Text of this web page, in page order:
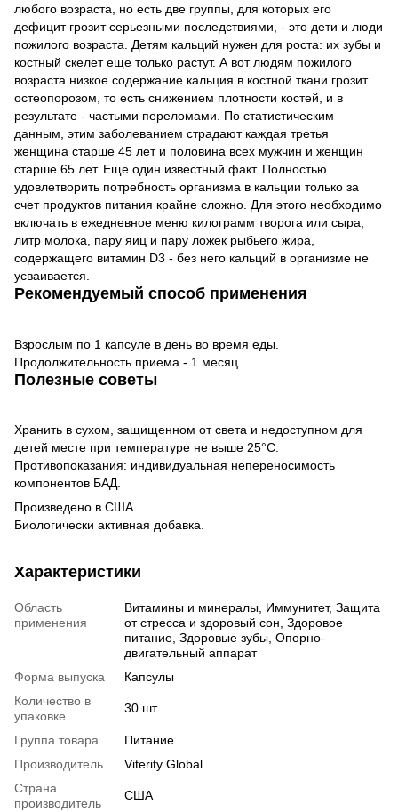
любого возраста, но есть две группы, для которых его
дефицит грозит серьезными последствиями, - это дети и люди
пожилого возраста. Детям кальций нужен для роста: их зубы и
костный скелет еще только растут. А вот людям пожилого
возраста низкое содержание кальция в костной ткани грозит
остеопорозом, то есть снижением плотности костей, и в
результате - частыми переломами. По статистическим
данным, этим заболеванием страдают каждая третья
женщина старше 45 лет и половина всех мужчин и женщин
старше 65 лет. Еще один известный факт. Полностью
удовлетворить потребность организма в кальции только за
счет продуктов питания крайне сложно. Для этого необходимо
включать в ежедневное меню килограмм творога или сыра,
литр молока, пару яиц и пару ложек рыбьего жира,
содержащего витамин D3 - без него кальций в организме не
усваивается.
Рекомендуемый способ применения
Взрослым по 1 капсуле в день во время еды.
Продолжительность приема - 1 месяц.
Полезные советы
Хранить в сухом, защищенном от света и недоступном для
детей месте при температуре не выше 25°С.
Противопоказания: индивидуальная непереносимость
компонентов БАД.
Произведено в США.
Биологически активная добавка.
Характеристики
Область
применения
Витамины и минералы, Иммунитет, Защита
от стресса и здоровый сон, Здоровое
питание, Здоровые зубы, Опорно-
двигательный аппарат
Форма выпуска
Капсулы
Количество в
упаковке
30 шт
Группа товара
Питание
Производитель
Viterity Global
Страна
производитель
США